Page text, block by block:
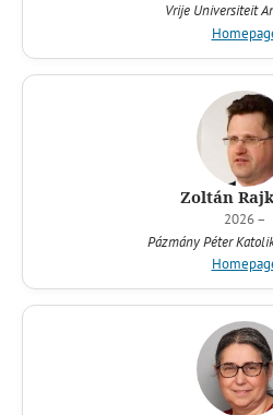
Vrije Universiteit
Zoltán
2026 –
Pázmány Péter